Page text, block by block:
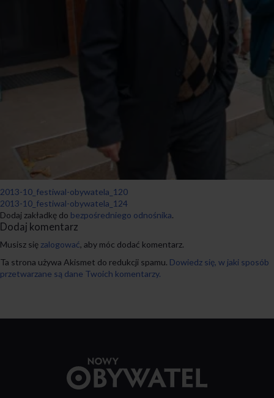
2013-10_festiwal-obywatela_120
2013-10_festiwal-obywatela_124
Dodaj zakładkę do bezpośredniego odnośnika.
Dodaj komentarz
Musisz się zalogować, aby móc dodać komentarz.
Ta strona używa Akismet do redukcji spamu. Dowiedz się, w jaki sposób
przetwarzane są dane Twoich komentarzy.
strony